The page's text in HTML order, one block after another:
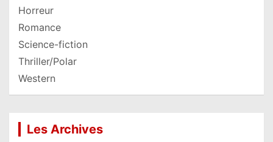
Horreur
Romance
Science-fiction
Thriller/Polar
Western
Les Archives